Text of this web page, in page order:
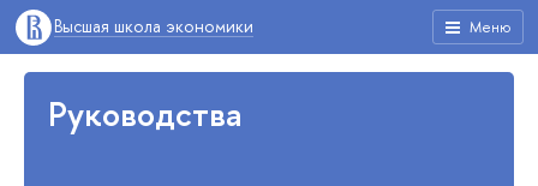
Меню
Высшая школа экономики
Руководства